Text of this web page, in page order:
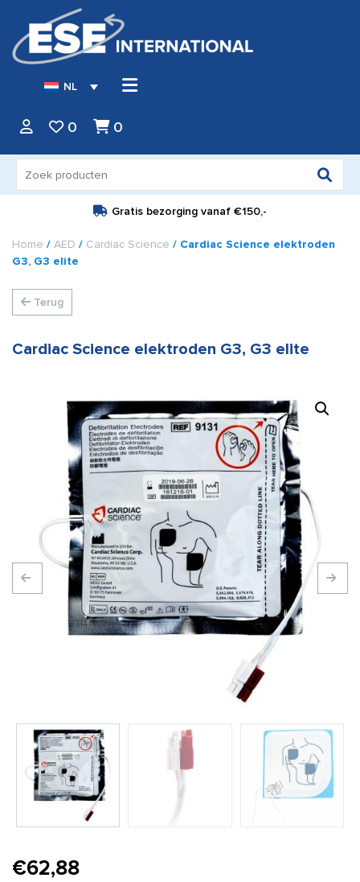
NL
0 0
naar:
Gratis bezorging vanaf €150,-
Home / AED / Cardiac Science / Cardiac Science elektroden
G3, G3 elite
Terug
Cardiac Science elektroden G3, G3 elite
€62,88